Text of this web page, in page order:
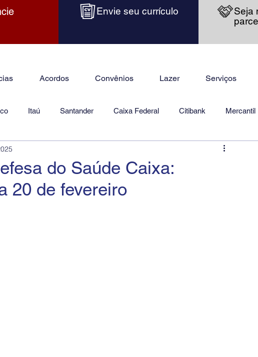
Envie seu currículo
Seja
Acordos Convênios Lazer Serviços
Itaú Santander Caixa Federal Citibank Mercantil
do Saúde Caixa:
20 de fevereiro